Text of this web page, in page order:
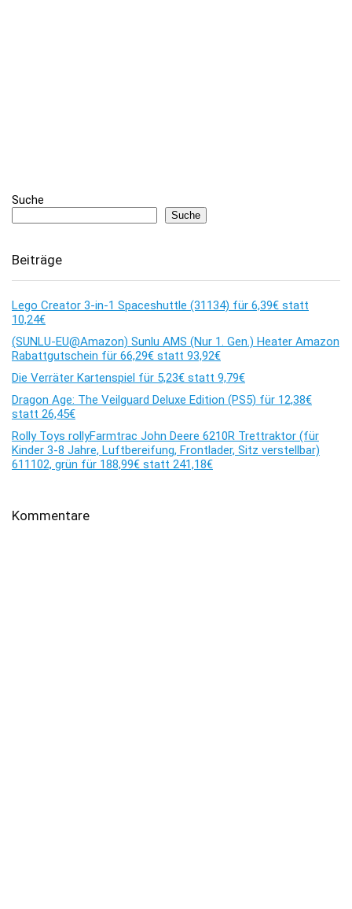
Suche
Suche
Beiträge
Lego Creator 3-in-1 Spaceshuttle (31134) für 6,39€ statt
10,24€
(SUNLU-EU@Amazon) Sunlu AMS (Nur 1. Gen.) Heater Amazon
Rabattgutschein für 66,29€ statt 93,92€
Die Verräter Kartenspiel für 5,23€ statt 9,79€
Dragon Age: The Veilguard Deluxe Edition (PS5) für 12,38€
statt 26,45€
Rolly Toys rollyFarmtrac John Deere 6210R Trettraktor (für
Kinder 3-8 Jahre, Luftbereifung, Frontlader, Sitz verstellbar)
611102, grün für 188,99€ statt 241,18€
Kommentare